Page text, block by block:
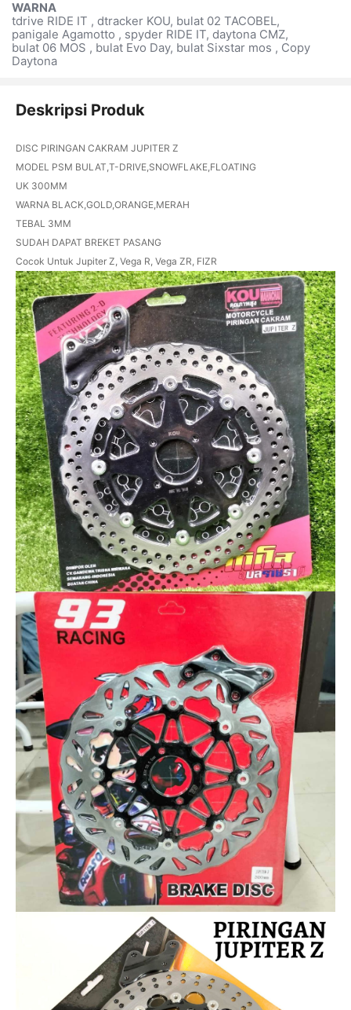
WARNA
tdrive RIDE IT , dtracker KOU, bulat 02 TACOBEL,
panigale Agamotto , spyder RIDE IT, daytona CMZ,
bulat 06 MOS , bulat Evo Day, bulat Sixstar mos , Copy
Daytona
Deskripsi Produk
DISC PIRINGAN CAKRAM JUPITER Z
MODEL PSM BULAT,T-DRIVE,SNOWFLAKE,FLOATING
UK 300MM
WARNA BLACK,GOLD,ORANGE,MERAH
TEBAL 3MM
SUDAH DAPAT BREKET PASANG
Cocok Untuk Jupiter Z, Vega R, Vega ZR, FIZR